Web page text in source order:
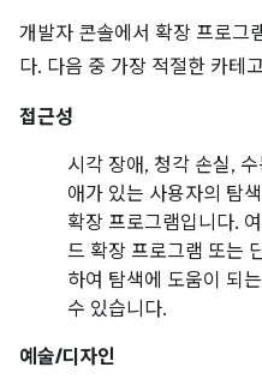
개발자 콘솔에서 확장 프로그
다. 다음 중 가장 적절한 카테
접근성
시각 장애, 청각 손실,
애가 있는 사용자의 탐
확장 프로그램입니다.
드 확장 프로그램 또는
하여 탐색에 도움이 되
수 있습니다.
예술/디자인